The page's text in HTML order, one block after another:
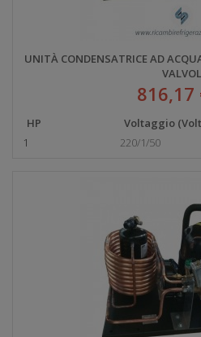
UNITÀ CONDENSATRICE AD
816,17
HP Voltaggio
1
220/1/50